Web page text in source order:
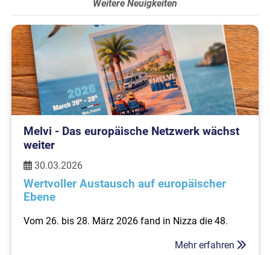
Weitere Neuigkeiten
Melvi - Das europäische Netzwerk wächst
weiter
30.03.2026
Wertvoller Austausch auf europäischer
Ebene
Vom 26. bis 28. März 2026 fand in Nizza die 48.
Treffen der
Mehr erfahren